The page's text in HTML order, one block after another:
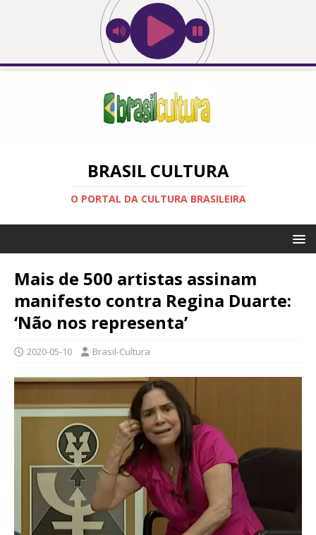
BRASIL CULTURA
O PORTAL DA CULTURA BRASILEIRA
Mais de 500 artistas assinam
manifesto contra Regina Duarte:
‘Não nos representa’
2020-05-10 Brasil-Cultura